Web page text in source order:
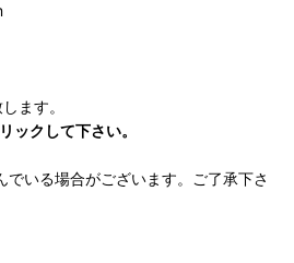
ます。
ックして下さい。
いる場合がございます。ご了承下さ